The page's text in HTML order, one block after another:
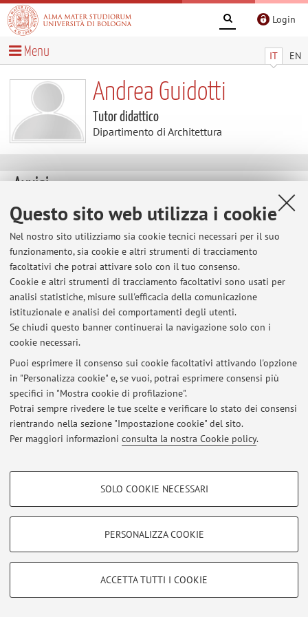
Questo sito web utilizza i cookie
Nel nostro sito utilizziamo sia cookie tecnici necessari per il suo
funzionamento, sia cookie e altri strumenti di tracciamento
facoltativi che potrai attivare solo con il tuo consenso.
Cookie e altri strumenti di tracciamento facoltativi sono usati per
analisi statistiche, misure sull'efficacia della comunicazione
istituzionale e analisi dei comportamenti degli utenti.
Se chiudi questo banner continuerai la navigazione solo con i
cookie necessari.
Puoi esprimere il consenso sui cookie facoltativi attivando l'opzione
in "Personalizza cookie" e, se vuoi, potrai esprimere consensi più
specifici in "Mostra cookie di profilazione".
Potrai sempre rivedere le tue scelte e verificare lo stato dei consensi
rientrando nella sezione "Impostazione cookie" del sito.
Per maggiori informazioni consulta la nostra Cookie policy.
COOKIE DI PROFILAZIONE - FACOLTATIVI
COOKIE TECNICI - NECESSARI
Si tratta di cookie tecnici utilizzati, a titolo esemplificativo, per il corretto
SOLO COOKIE NECESSARI
PERSONALIZZA COOKIE
ACCETTA TUTTI I COOKIE
Login
IT EN
Menu
Andrea Guidotti
Tutor didattico
Dipartimento di Architettura
Avvisi
Appelli di ATTE a settembre e ottobre
Gentili Allievi, ecco le date: Appelli: lunedì 17 settembre
ore 9.30 aula 2.7.A martedì 2 ottobre ore 9.30
aula da designare Le liste per le iscrizioni sono esposte in
bacheca Buon studio/vacanza AG
Pubblicato il: 26 luglio 2012
Area riservata
Accedi tramite per gestire tutti i contenuti del sito.
© 2026 - ALMA MATER STUDIORUM - Università di Bologna - Via